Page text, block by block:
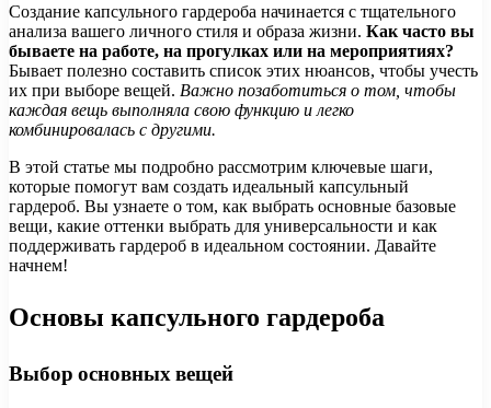
Создание капсульного гардероба начинается с тщательного
анализа вашего личного стиля и образа жизни. Как часто вы
бываете на работе, на прогулках или на мероприятиях?
Бывает полезно составить список этих нюансов, чтобы учесть
их при выборе вещей. Важно позаботиться о том, чтобы
каждая вещь выполняла свою функцию и легко
комбинировалась с другими.
В этой статье мы подробно рассмотрим ключевые шаги,
которые помогут вам создать идеальный капсульный
гардероб. Вы узнаете о том, как выбрать основные базовые
вещи, какие оттенки выбрать для универсальности и как
поддерживать гардероб в идеальном состоянии. Давайте
начнем!
Основы капсульного гардероба
Выбор основных вещей